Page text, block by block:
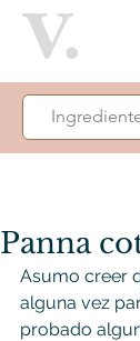
Panna
Asumo creer
alguna vez
probado